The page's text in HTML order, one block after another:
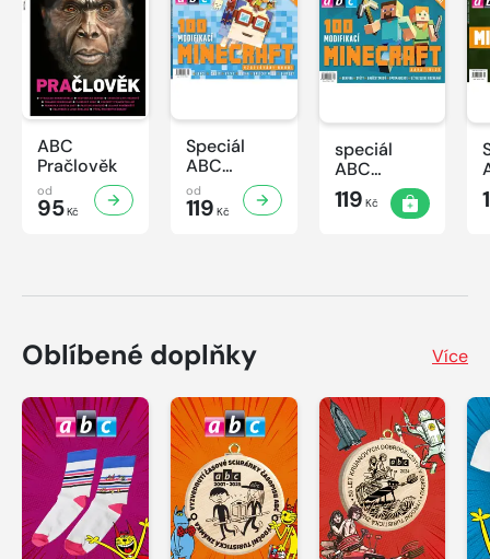
ABC
Pračlověk
od
95Kč
Speciál
ABC
Minecraft 3
od
119 Kč
speciál
ABC
Minecraft 2
119 Kč
Oblíbené doplňky Více